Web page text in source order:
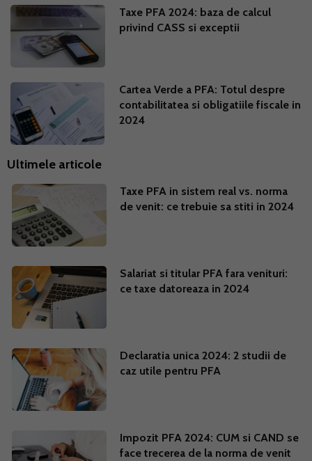
Taxe PFA 2024: baza de calcul
privind CASS si exceptii
Cartea Verde a PFA: Totul despre
contabilitatea si obligatiile fiscale in
2024
Ultimele articole
Taxe PFA in sistem real vs. norma
de venit: ce trebuie sa stiti in 2024
Salariat si titular PFA fara venituri:
ce taxe datoreaza in 2024
Declaratia unica 2024: 2 studii de
caz utile pentru PFA
Impozit PFA 2024: CUM si CAND se
face trecerea de la norma de venit